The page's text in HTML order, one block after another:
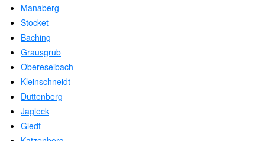
Manaberg
Stocket
Baching
Grausgrub
Obereselbach
Kleinschneidt
Duttenberg
Jagleck
Gledt